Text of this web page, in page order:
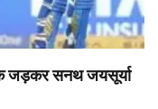
जड़कर सनथ जयसूर्या